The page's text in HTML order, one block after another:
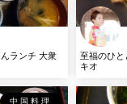
ランチ 大衆
至福のひと
キオ
中国料理